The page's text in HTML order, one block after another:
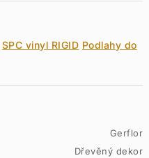
SPC vinyl RIGID Podlahy do
Gerflor
Dřevěný dekor